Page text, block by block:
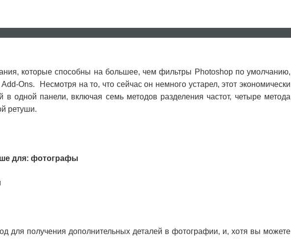
которые способны на большее, чем фильтры Photoshop по умолчанию,
Ons. Несмотря на то, что сейчас он немного устарел, этот экономически
одной панели, включая семь методов разделения частот, четыре метода
ретуши.
для: фотографы
для получения дополнительных деталей в фотографии, и, хотя вы можете